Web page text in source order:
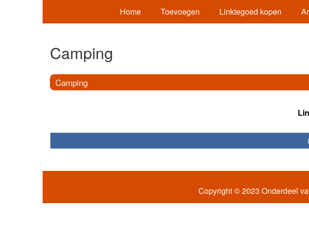
Home Toevoegen Linktegoed kopen
Camping
Camping
Copyright © 2023 Onderdeel